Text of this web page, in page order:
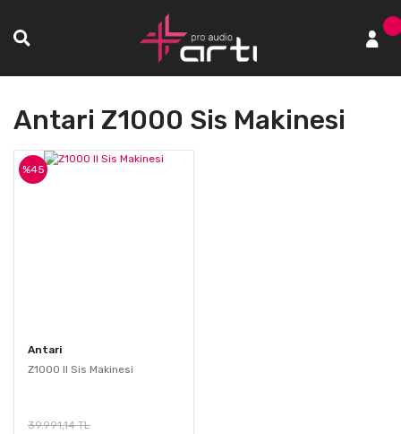
Antari Z1000 Sis Makinesi
Antari
Z1000 II Sis Makinesi
%45
39.991,14 TL